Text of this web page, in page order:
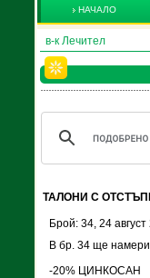
НАЧАЛО
в-к Лечител
ТАЛОНИ С
Брой: 34, 24
В бр. 34 ще
-20% ЦИНКОСАН